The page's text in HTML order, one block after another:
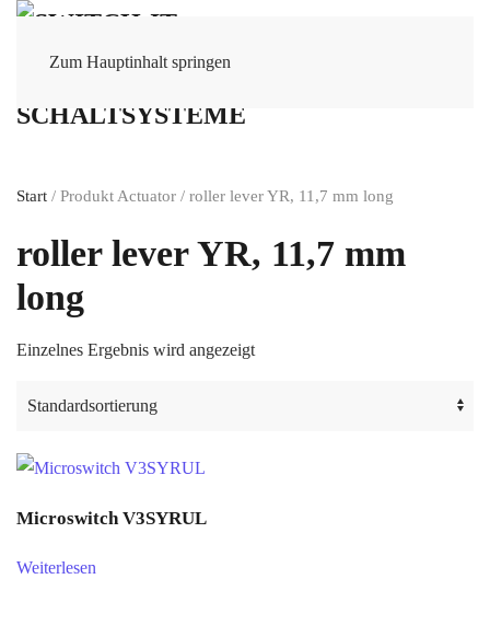
Zum Hauptinhalt springen
Start / Produkt Actuator / roller lever YR, 11,7 mm long
roller lever YR, 11,7 mm
long
Einzelnes Ergebnis wird angezeigt
Microswitch V3SYRUL
Weiterlesen